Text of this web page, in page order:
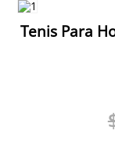
Tenis Para
1.